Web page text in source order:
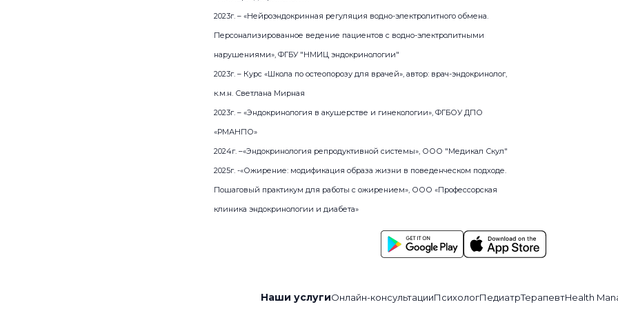
2023г. – «Нейроэндокринная регуляция водно-электролитного обмена.
Персонализированное ведение пациентов с водно-электролитными
нарушениями», ФГБУ "НМИЦ эндокринологии"
2023г. – Курс «Школа по остеопорозу для врачей», автор: врач-эндокринолог,
к.м.н. Светлана Мирная
2023г. – «Эндокринология в акушерстве и гинекологии», ФГБОУ ДПО
«РМАНПО»
2024г. –«Эндокринология репродуктивной системы», ООО "Медикал Скул"
2025г. -«Ожирение: модификация образа жизни в поведенческом подходе.
Пошаговый практикум для работы с ожирением», ООО «Профессорская
клиника эндокринологии и диабета»
Наши услугиОнлайн-консультацииПсихологПедиатрТерапевтHealth